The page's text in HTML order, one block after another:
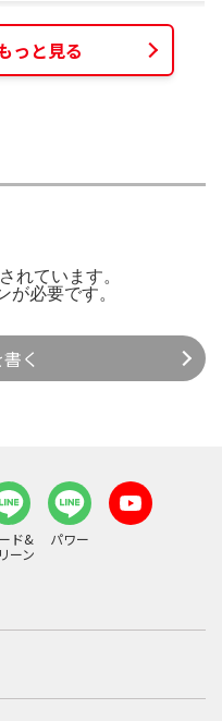
っと見る
れています。
が必要です。
く
ド&
ーン
パワー